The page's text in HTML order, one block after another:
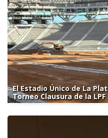
El Estadio Único de La
Torneo Clausura de la LPF